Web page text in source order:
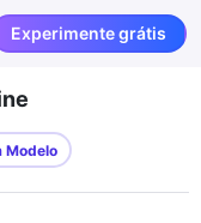
Experimente grátis
Modelo